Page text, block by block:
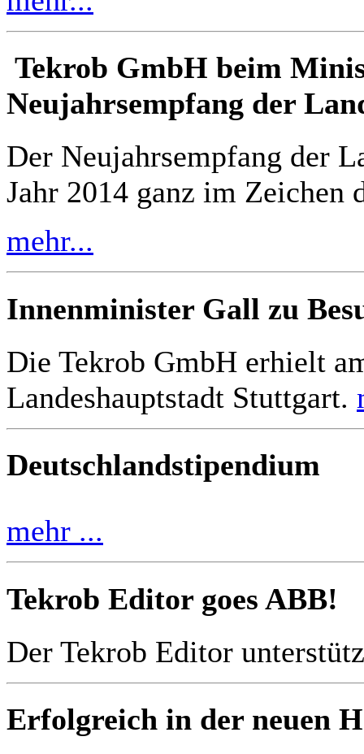
Tekrob GmbH beim
Neujahrsempfang der
Der Neujahrsempfang der
Jahr 2014 ganz im Zeichen
mehr...
Innenminister Gall zu
Die Tekrob GmbH erhielt
Landeshauptstadt Stuttgart.
Deutschlandstipendium
mehr ...
Tekrob Editor goes ABB!
Der Tekrob Editor
Erfolgreich in der neuen